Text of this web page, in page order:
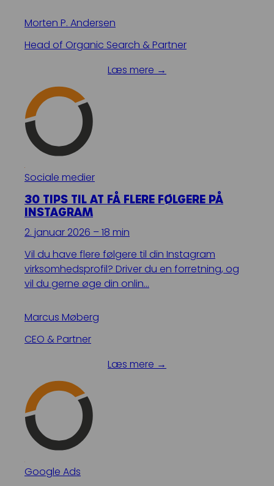
Morten P. Andersen
Head of Organic Search & Partner
Læs mere →
Sociale medier
30 TIPS TIL AT FÅ FLERE FØLGERE PÅ
INSTAGRAM
2. januar 2026 – 18 min
Vil du have flere følgere til din Instagram
virksomhedsprofil? Driver du en forretning, og
vil du gerne øge din onlin…
Marcus Møberg
CEO & Partner
Læs mere →
Google Ads